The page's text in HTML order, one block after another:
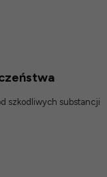
szkodliwych substancji